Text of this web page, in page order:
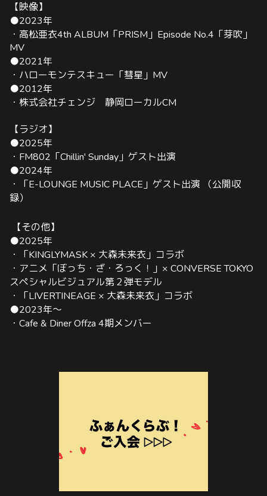
【映像】
●2023年
・高松亜衣4th ALBUM「PRISM」Episode No.4「芽吹」
MV
●2021年
・ハローモンテスキュー「彗星」MV
●2012年
・株式会社チェンジ 静岡ローカルCM
【ラジオ】
●2025年
・FM802「Chillin' Sunday」ゲスト出演
●2024年
・「E-LOUNGE MUSIC PLACE」ゲスト出演 （公開収
録）
【その他】
●2025年
・「KINGLYMASK × 大森未来衣」コラボ
・アニメ「ぼっち・ざ・ろっく！」× CONVERSE TOKYO
スペシャルビジュアル第２弾モデル
・「LIVERTINEAGE × 大森未来衣」コラボ
●2023年〜
・Cafe & Diner Offza 4期メンバー